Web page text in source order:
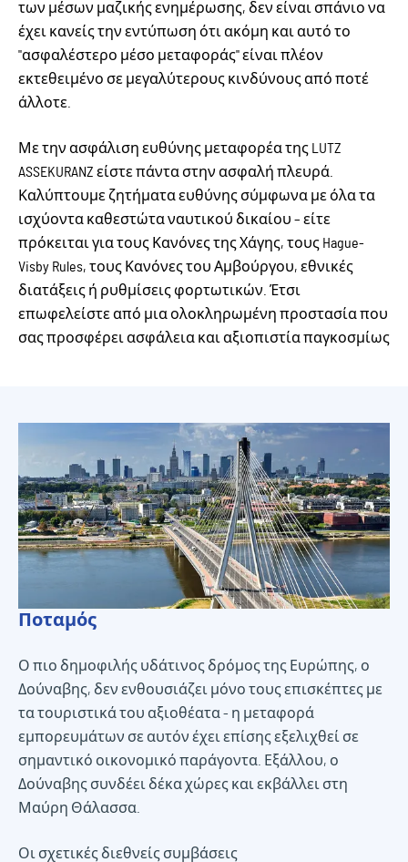
των μέσων μαζικής ενημέρωσης, δεν είναι σπάνιο να
έχει κανείς την εντύπωση ότι ακόμη και αυτό το
"ασφαλέστερο μέσο μεταφοράς" είναι πλέον
εκτεθειμένο σε μεγαλύτερους κινδύνους από ποτέ
άλλοτε.
Με την ασφάλιση ευθύνης μεταφορέα της LUTZ
ASSEKURANZ είστε πάντα στην ασφαλή πλευρά.
Καλύπτουμε ζητήματα ευθύνης σύμφωνα με όλα τα
ισχύοντα καθεστώτα ναυτικού δικαίου – είτε
πρόκειται για τους Κανόνες της Χάγης, τους Hague-
Visby Rules, τους Κανόνες του Αμβούργου, εθνικές
διατάξεις ή ρυθμίσεις φορτωτικών. Έτσι
επωφελείστε από μια ολοκληρωμένη προστασία που
σας προσφέρει ασφάλεια και αξιοπιστία παγκοσμίως
Ποταμός
Ο πιο δημοφιλής υδάτινος δρόμος της Ευρώπης, ο
Δούναβης, δεν ενθουσιάζει μόνο τους επισκέπτες με
τα τουριστικά του αξιοθέατα - η μεταφορά
εμπορευμάτων σε αυτόν έχει επίσης εξελιχθεί σε
σημαντικό οικονομικό παράγοντα. Εξάλλου, ο
Δούναβης συνδέει δέκα χώρες και εκβάλλει στη
Μαύρη Θάλασσα.
Οι σχετικές διεθνείς συμβάσεις